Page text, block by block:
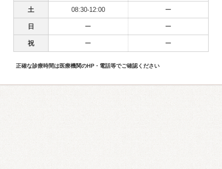
土 08:30-12:00 ー
日 ー ー
祝 ー ー
正確な診療時間は医療機関のHP・電話等でご確認ください